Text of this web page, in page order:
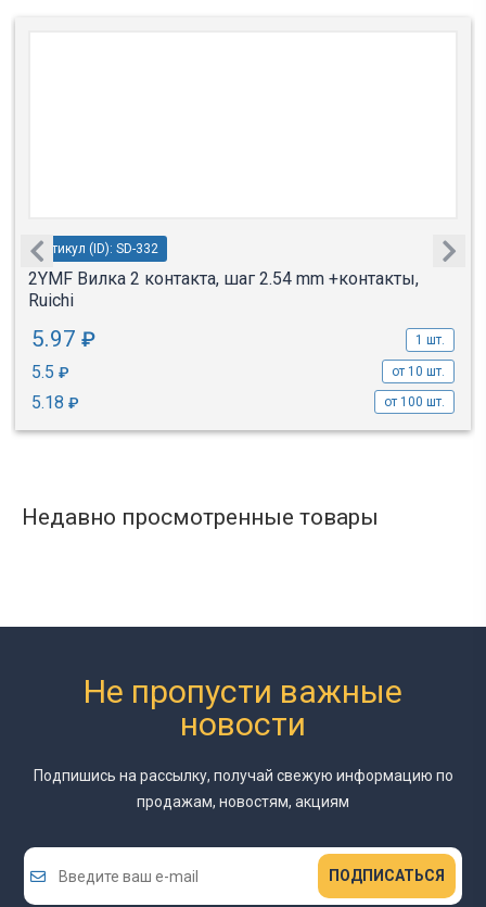
Артикул (ID): SD-332
2YMF Вилка 2 контакта, шаг 2.54 mm +контакты,
Ruichi
5.97 ₽ 1 шт.
5.5 ₽ от 10 шт.
5.18 ₽ от 100 шт.
Недавно просмотренные товары
Не пропусти важные
новости
Подпишись на рассылку, получай свежую информацию по
продажам, новостям, акциям
ПОДПИСАТЬСЯ